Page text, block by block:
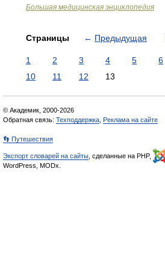
Большая медицинская энциклопедия
Страницы ← Предыдущая
1 2 3 4 5 6
10
11 12 13
© Академик, 2000-2026
Обратная связь: Техподдержка Реклама на сайте
👣 Путешествия
Экспорт словарей на сайты , сделанные на PHP,
WordPress, MODx.